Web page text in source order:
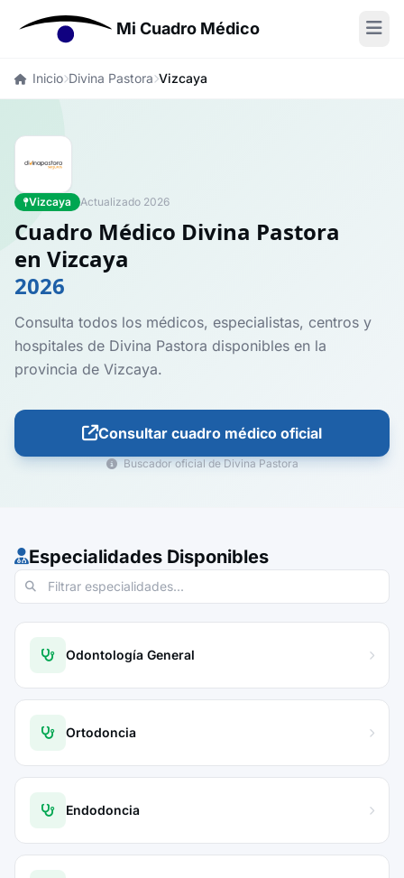
Mi Cuadro Médico
Inicio Divina Pastora Vizcaya
Vizcaya Actualizado 2026
Cuadro Médico Divina Pastora
en Vizcaya
2026
Consulta todos los médicos, especialistas, centros y
hospitales de Divina Pastora disponibles en la
provincia de Vizcaya.
Consultar cuadro médico oficial
Buscador oficial de Divina Pastora
Especialidades Disponibles
Odontología General
Ortodoncia
Endodoncia